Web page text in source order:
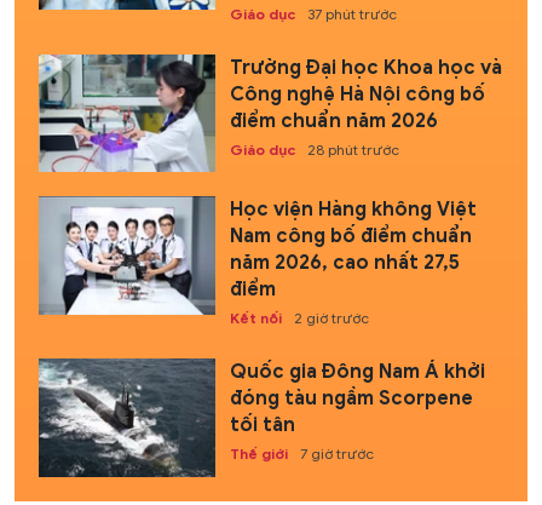
Giáo dục 37 phút trước
Trường Đại học Khoa học và
Công nghệ Hà Nội công bố
điểm chuẩn năm 2026
Giáo dục 28 phút trước
Học viện Hàng không Việt
Nam công bố điểm chuẩn
năm 2026, cao nhất 27,5
điểm
Kết nối 2 giờ trước
Quốc gia Đông Nam Á khởi
đóng tàu ngầm Scorpene
tối tân
Thế giới 7 giờ trước